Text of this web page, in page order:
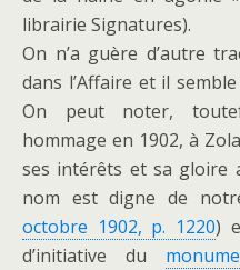
librairie Signatures).
On n’a guère d’autre
dans l’Affaire et il
On peut noter,
hommage en 1902, à
ses intérêts et sa gloire
nom est digne de
octobre 1902, p. 1220)
d’initiative du